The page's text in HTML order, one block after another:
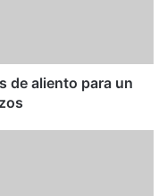
de aliento para un